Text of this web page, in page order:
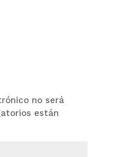
no será
están